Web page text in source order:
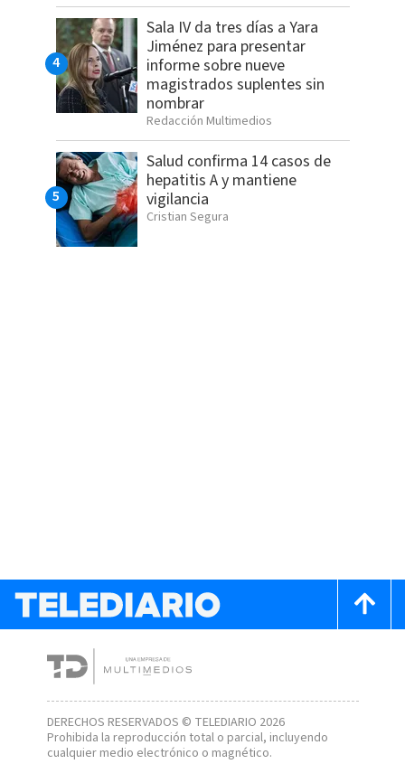
Sala IV da tres días a Yara
Jiménez para presentar
informe sobre nueve
magistrados suplentes sin
nombrar
Redacción Multimedios
Salud confirma 14 casos de
hepatitis A y mantiene
vigilancia
Cristian Segura
DERECHOS RESERVADOS © TELEDIARIO 2026
Prohibida la reproducción total o parcial, incluyendo
cualquier medio electrónico o magnético.